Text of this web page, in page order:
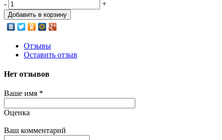
-
+
Добавить в корзину
Отзывы
Оставить отзыв
Нет отзывов
Ваше имя *
Оценка
Ваш комментарий